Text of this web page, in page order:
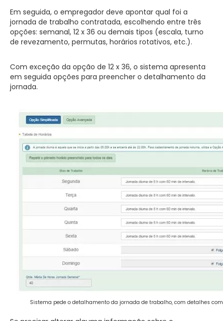
Em seguida, o empregador deve apontar qual foi a
jornada de trabalho contratada, escolhendo entre três
opções: semanal, 12 x 36 ou demais tipos (escala, turno
de revezamento, permutas, horários rotativos, etc.).
Com exceção da opção de 12 x 36, o sistema apresenta
em seguida opções para preencher o detalhamento da
jornada.
Sistema pede o detalhamento da jornada de trabalho, com detalhes